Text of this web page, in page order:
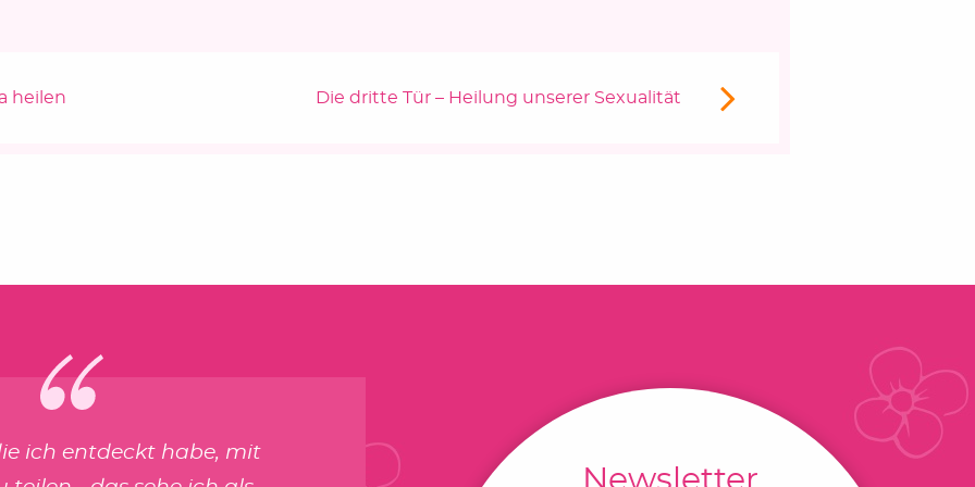
heilen Nächster Beitrag
Die dritte Tür – Heilung unserer Sexualität
ich entdeckt habe, mit
Newsletter